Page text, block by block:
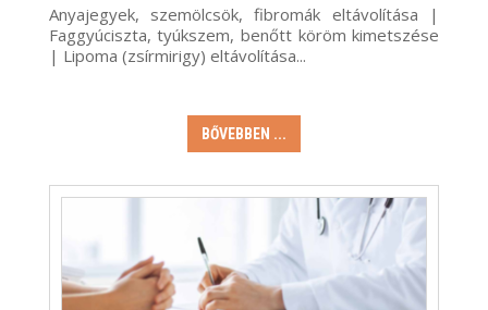
Anyajegyek, szemölcsök, fibromák eltávolítása |
Faggyúciszta, tyúkszem, benőtt köröm kimetszése
| Lipoma (zsírmirigy) eltávolítása...
BŐVEBBEN ...